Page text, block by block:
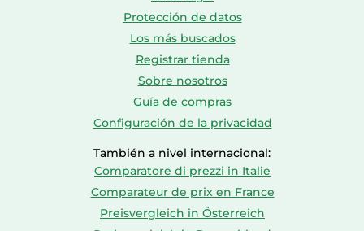
Protección de datos
Los más buscados
Registrar tienda
Sobre nosotros
Guía de compras
Configuración de la privacidad
También a nivel internacional:
Comparatore di prezzi in Italie
Comparateur de prix en France
Preisvergleich in Österreich